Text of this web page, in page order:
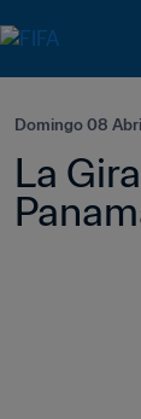
Domingo 08
La